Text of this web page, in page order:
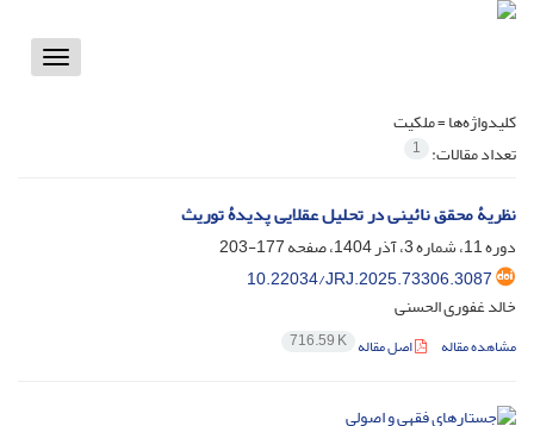
Toggle
کلیدواژه‌ها =ملکیت
تعداد مقالات: 1
نظریۀ محقق نائینی در تحلیل عقلایی پدیدۀ توریث
دوره 11، شماره 3، آذر 1404، صفحه
177-203
10.22034/JRJ.2025.73306.3087
خالد غفوری الحسنی
مشاهده مقاله اصل مقاله 716.59 K